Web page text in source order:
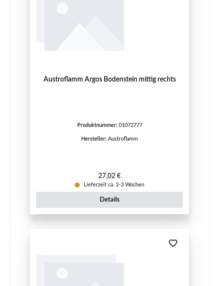
Austroflamm Argos Bodenstein mittig rechts
Produktnummer: 01072777
Hersteller: Austroflamm
Regulärer Preis:
27,02 €
Lieferzeit ca. 2-3 Wochen
Details